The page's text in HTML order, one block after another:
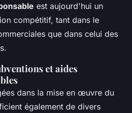
est aujourd'hui un
compétitif, tant dans le
que dans celui des
et aides
dans la mise en œuvre du
également de divers